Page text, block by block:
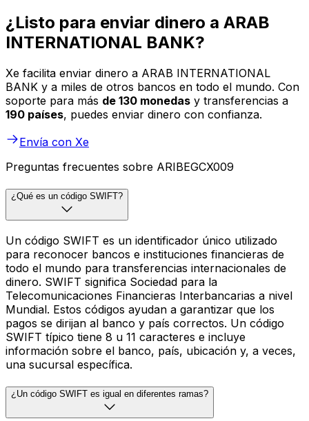
¿Listo para enviar dinero a ARAB
INTERNATIONAL BANK?
Xe facilita enviar dinero a ARAB INTERNATIONAL
BANK y a miles de otros bancos en todo el mundo. Con
soporte para más de 130 monedas y transferencias a
190 países, puedes enviar dinero con confianza.
Envía con Xe
Preguntas frecuentes sobre ARIBEGCX009
¿Qué es un código SWIFT?
Un código SWIFT es un identificador único utilizado
para reconocer bancos e instituciones financieras de
todo el mundo para transferencias internacionales de
dinero. SWIFT significa Sociedad para la
Telecomunicaciones Financieras Interbancarias a nivel
Mundial. Estos códigos ayudan a garantizar que los
pagos se dirijan al banco y país correctos. Un código
SWIFT típico tiene 8 u 11 caracteres e incluye
información sobre el banco, país, ubicación y, a veces,
una sucursal específica.
¿Un código SWIFT es igual en diferentes ramas?